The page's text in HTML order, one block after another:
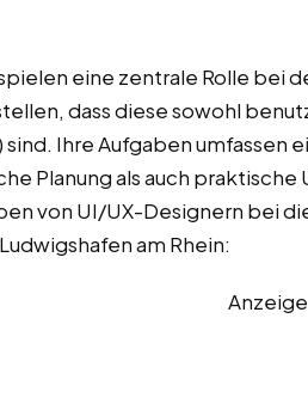
eine zentrale Rolle bei
dass diese sowohl
sind. Ihre Aufgaben
Planung als auch
von UI/UX-Designern bei
am Rhein:
Anzeige